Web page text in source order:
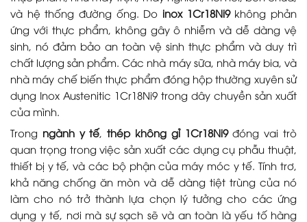
và hệ thống đường ống. Do inox 1Cr18Ni9không phản
ứng với thực phẩm, không gây ô nhiễm và dễ dàng vệ
sinh, nó đảm bảo an toàn vệ sinh thực phẩm và duy trì
chất lượng sản phẩm. Các nhà máy sữa, nhà máy bia, và
nhà máy chế biến thực phẩm đóng hộp thường xuyên sử
dụng Inox Austenitic 1Cr18Ni9 trong dây chuyền sản xuất
của mình.
Trong ngành y tế,thép không gỉ 1Cr18Ni9đóng vai trò
quan trọng trong việc sản xuất các dụng cụ phẫu thuật,
thiết bị y tế, và các bộ phận của máy móc y tế. Tính trơ,
khả năng chống ăn mòn và dễ dàng tiệt trùng của nó
làm cho nó trở thành lựa chọn lý tưởng cho các ứng
dụng y tế, nơi mà sự sạch sẽ và an toàn là yếu tố hàng